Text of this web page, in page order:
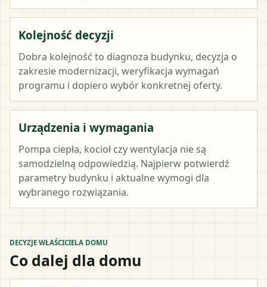
Kolejność decyzji
Dobra kolejność to diagnoza budynku, decyzja o
zakresie modernizacji, weryfikacja wymagań
programu i dopiero wybór konkretnej oferty.
Urządzenia i wymagania
Pompa ciepła, kocioł czy wentylacja nie są
samodzielną odpowiedzią. Najpierw potwierdź
parametry budynku i aktualne wymogi dla
wybranego rozwiązania.
DECYZJE WŁAŚCICIELA DOMU
Co dalej dla domu